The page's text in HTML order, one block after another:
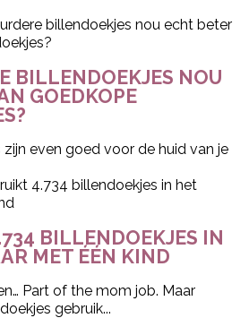
BILLENDOEKJES NOU
GOEDKOPE
even goed voor de huid van je
BILLENDOEKJES IN
MET ÉÉN KIND
Part of the mom job. Maar
gebruik...